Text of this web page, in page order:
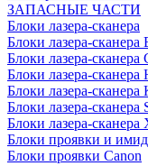
ЗАПАСНЫЕ ЧАСТИ
Блоки лазера-сканера
Блоки лазера-сканера
Блоки лазера-сканера
Блоки лазера-сканера
Блоки лазера-сканера
Блоки лазера-сканера
Блоки лазера-сканера
Блоки проявки и
Блоки проявки Canon